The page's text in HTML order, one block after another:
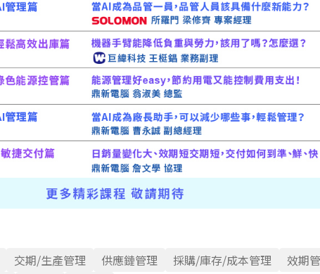
交期/生產管理 供應鏈管理 採購/庫存/成本管理
效期